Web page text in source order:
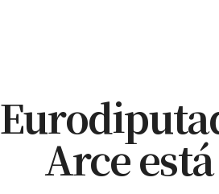
Arce